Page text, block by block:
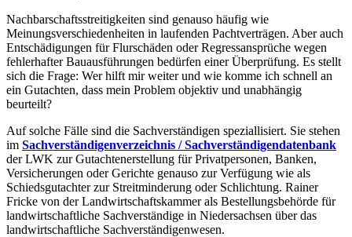
Nachbarschaftsstreitigkeiten sind genauso häufig wie
Meinungsverschiedenheiten in laufenden Pachtverträgen. Aber auch
Entschädigungen für Flurschäden oder Regressansprüche wegen
fehlerhafter Bauausführungen bedürfen einer Überprüfung. Es stellt
sich die Frage: Wer hilft mir weiter und wie komme ich schnell an
ein Gutachten, dass mein Problem objektiv und unabhängig
beurteilt?
Auf solche Fälle sind die Sachverständigen speziallisiert. Sie stehen
im Sachverständigenverzeichnis / Sachverständigendatenbank
der LWK zur Gutachtenerstellung für Privatpersonen, Banken,
Versicherungen oder Gerichte genauso zur Verfügung wie als
Schiedsgutachter zur Streitminderung oder Schlichtung. Rainer
Fricke von der Landwirtschaftskammer als Bestellungsbehörde für
landwirtschaftliche Sachverständige in Niedersachsen über das
landwirtschaftliche Sachverständigenwesen.